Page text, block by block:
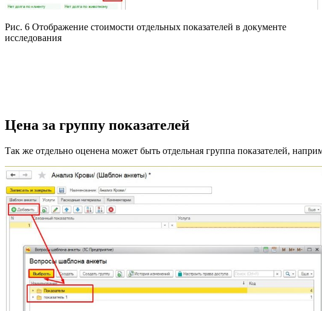
Рис. 6 Отображение стоимости отдельных показателей в документе
исследования
Цена за группу показателей
Так же отдельно оценена может быть отдельная группа показателей,